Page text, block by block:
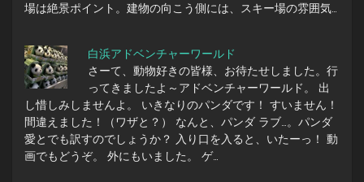
場は絶景ポイント。建物の向こう側には、スキー場の雰囲気…
白浜アドベンチャーワールド
さーて、動物好きの皆様、お待たせしました。行
ってきましたよ～アドベンチャーワールド。 出
し惜しみしませんよ。 いきなりのパンダです！ すいません！
間違えました！（ワザと？） なんと、パンダ ラブ…。パンダ
愛とでも訳すのでしょうか？ 入り口を入ると、いたーっ！ 動
画でもどうぞ。 外にもいました。 ゲ…